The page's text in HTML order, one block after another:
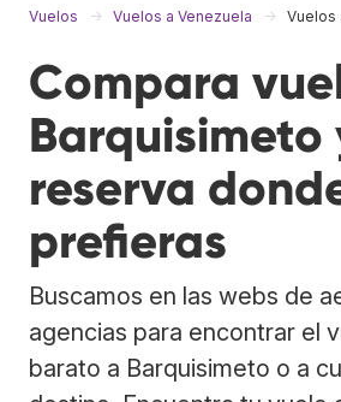
Vuelos Vuelos a Venezuela Vuelos
Compara
Barquisimeto
reserva
prefieras
Buscamos en las webs de
agencias para encontrar el
barato a Barquisimeto o a